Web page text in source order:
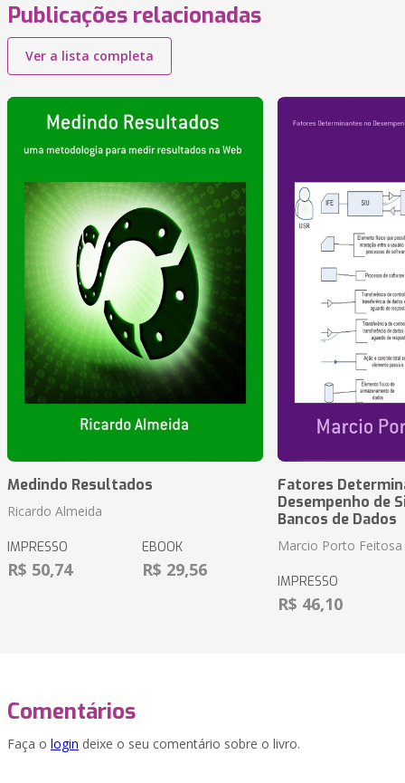
Publicações relacionadas
Ver a lista completa
Medindo Resultados
Ricardo Almeida
IMPRESSO
R$ 50,74
EBOOK
R$ 29,56
Fatores
Desempenho de
Bancos de Dados
Marcio Porto Feitosa
IMPRESSO
R$ 46,10
Comentários
Faça o login deixe o seu comentário sobre o livro.